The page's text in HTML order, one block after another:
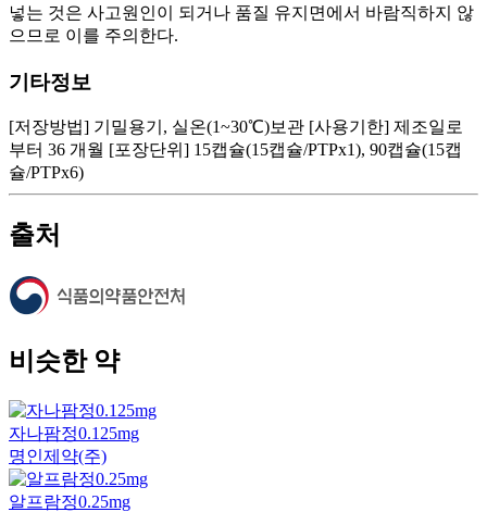
넣는 것은 사고원인이 되거나 품질 유지면에서 바람직하지 않
으므로 이를 주의한다.
기타정보
[저장방법] 기밀용기, 실온(1~30℃)보관 [사용기한] 제조일로
부터 36 개월 [포장단위] 15캡슐(15캡슐/PTPx1), 90캡슐(15캡
슐/PTPx6)
출처
비슷한 약
자나팜정0.125mg
명인제약(주)
알프람정0.25mg